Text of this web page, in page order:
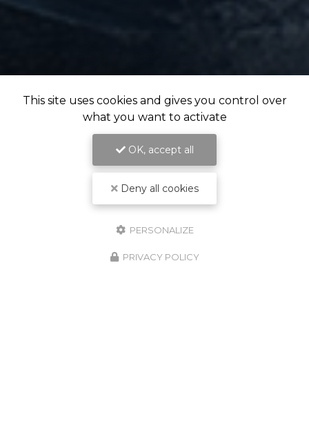
This site uses cookies and gives you control over
what you want to activate
OK, accept all
Deny all cookies
PERSONALIZE
PRIVACY POLICY